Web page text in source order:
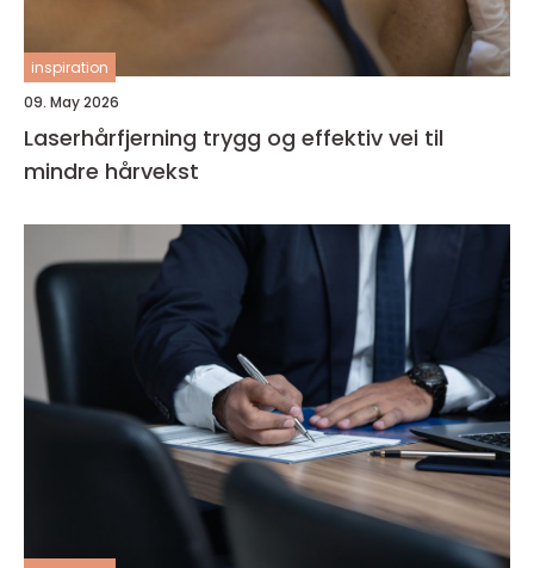
inspiration
09. May 2026
Laserhårfjerning trygg og effektiv vei til
mindre hårvekst